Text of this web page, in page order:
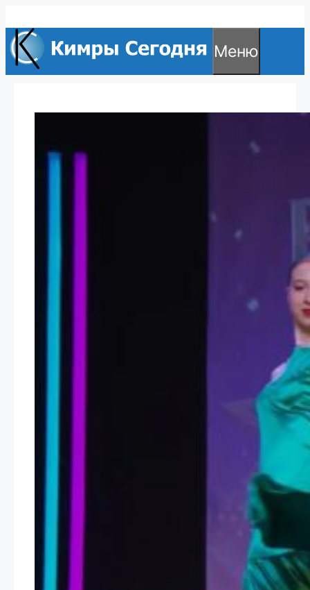
к
содержимому
Меню